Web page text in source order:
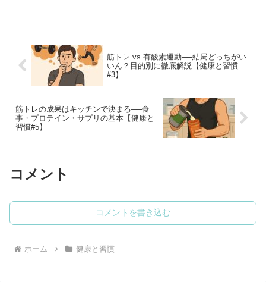
筋トレ vs 有酸素運動──結局どっちがい
いん？目的別に徹底解説【健康と習慣
#3】
筋トレの成果はキッチンで決まる──食
事・プロテイン・サプリの基本【健康と
習慣#5】
コメント
コメントを書き込む
ホーム 健康と習慣